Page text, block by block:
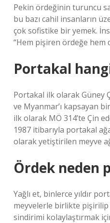
Pekin ördeğinin turuncu
bu bazı cahil insanların
çok sofistike bir yemek.
“Hem pişiren ördeğe hem
Portakal
Portakal ilk olarak Güney
ve Myanmar’ı kapsayan
ilk olarak MÖ 314’te Çin
1987 itibarıyla portakal
olarak yetiştirilen meyve
Ördek neden
Yağlı et, binlerce yıldır
meyvelerle birlikte
sindirimi kolaylaştırmak